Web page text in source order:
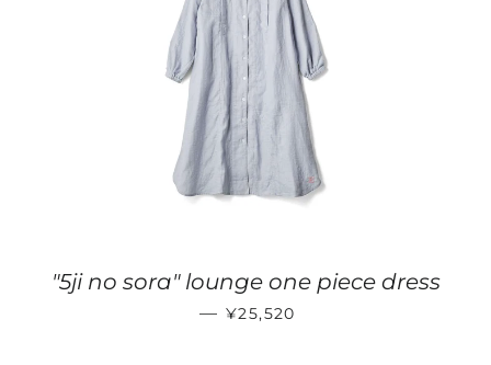
"5ji no sora" lounge one piece dress
— 通常価格
¥25,520